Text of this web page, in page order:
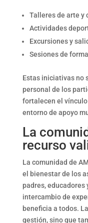
Talleres de arte y
Actividades
Excursiones y
Sesiones de
Estas iniciativas no
personal de los
fortalecen el
entorno de apoyo
La
recurso
La comunidad de
el bienestar de los
padres,
intercambio de
beneficia a todos.
gestión, sino que